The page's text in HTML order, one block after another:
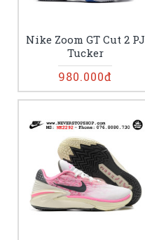
Nike Zoom GT Cut 2 PJ
Tucker
980.000đ